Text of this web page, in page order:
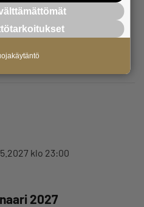
tapahtumiin
klo 23:00
2027